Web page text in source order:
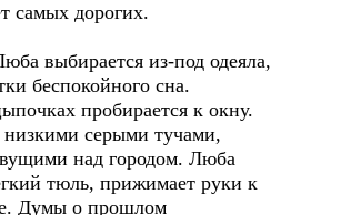
самых дорогих.
выбирается из-под одеяла,
беспокойного сна.
пробирается к окну.
серыми тучами,
над городом. Люба
тюль, прижимает руки к
Думы о прошлом